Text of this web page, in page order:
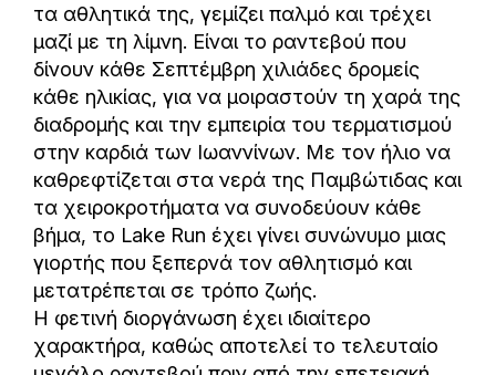
τα αθλητικά της, γεμίζει παλμό και τρέχει
μαζί με τη λίμνη. Είναι το ραντεβού που
δίνουν κάθε Σεπτέμβρη χιλιάδες δρομείς
κάθε ηλικίας, για να μοιραστούν τη χαρά της
διαδρομής και την εμπειρία του τερματισμού
στην καρδιά των Ιωαννίνων. Με τον ήλιο να
καθρεφτίζεται στα νερά της Παμβώτιδας και
τα χειροκροτήματα να συνοδεύουν κάθε
βήμα, το Lake Run έχει γίνει συνώνυμο μιας
γιορτής που ξεπερνά τον αθλητισμό και
μετατρέπεται σε τρόπο ζωής.
Η φετινή διοργάνωση έχει ιδιαίτερο
χαρακτήρα, καθώς αποτελεί το τελευταίο